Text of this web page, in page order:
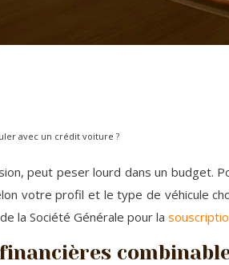
avec un crédit voiture ?
peut peser lourd dans un
votre profil et le type de véhicule
la Société Générale pour la